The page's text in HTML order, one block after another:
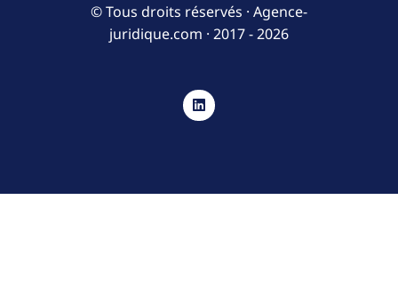
© Tous droits réservés · Agence-
juridique.com · 2017 - 2026